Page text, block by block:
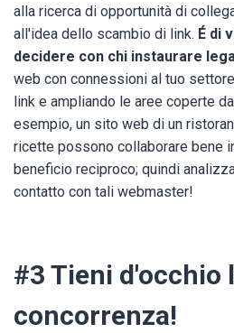
alla ricerca di opportunità di
all'idea dello scambio di link. É di
decidere con chi instaurare
web con connessioni al tuo
link e ampliando le aree coperte
esempio, un sito web di un
ricette possono collaborare bene
beneficio reciproco; quindi
contatto con tali webmaster!
#3 Tieni d'occhio
concorrenza!